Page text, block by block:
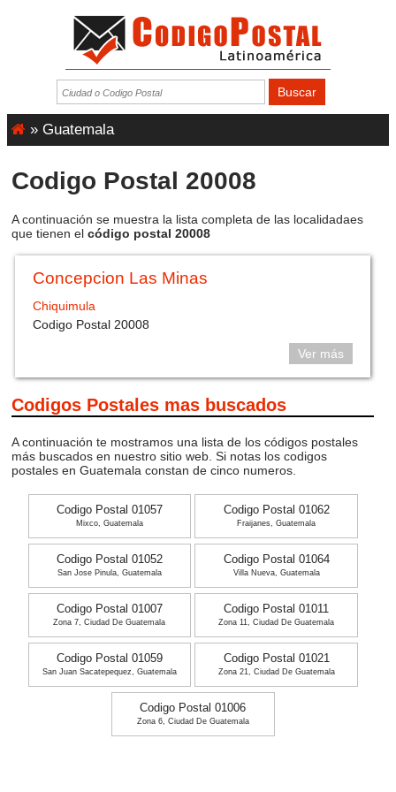
» Guatemala
Codigo Postal 20008
A continuación se muestra la lista completa de las localidadaes
que tienen el código postal 20008
Concepcion Las Minas
Chiquimula
Codigo Postal 20008
Ver más
Codigos Postales mas buscados
A continuación te mostramos una lista de los códigos postales
más buscados en nuestro sitio web. Si notas los codigos
postales en Guatemala constan de cinco numeros.
Codigo Postal 01057
Mixco, Guatemala
Codigo Postal 01062
Fraijanes, Guatemala
Codigo Postal 01052
San Jose Pinula, Guatemala
Codigo Postal 01064
Villa Nueva, Guatemala
Codigo Postal 01007
Zona 7, Ciudad De Guatemala
Codigo Postal 01011
Zona 11, Ciudad De Guatemala
Codigo Postal 01059
San Juan Sacatepequez, Guatemala
Codigo Postal 01021
Zona 21, Ciudad De Guatemala
Codigo Postal 01006
Zona 6, Ciudad De Guatemala